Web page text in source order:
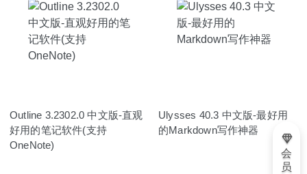
Outline 3.2302.0 中文版-直观
好用的笔记软件(支持
OneNote)
Ulysses 40.3 中文版-最好用
的Markdown写作神器
会
员